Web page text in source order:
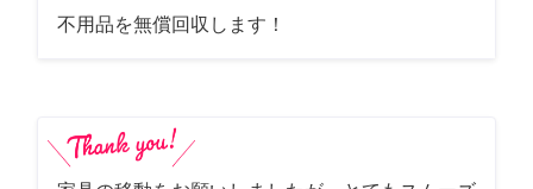
不用品を無償回収します！